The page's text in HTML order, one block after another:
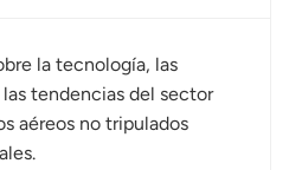
la tecnología, las
tendencias del sector
aéreos no tripulados